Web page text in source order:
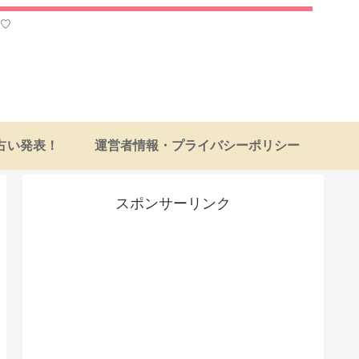
♡
い発表！ 運営者情報・プライバシーポリシー
スポンサーリンク